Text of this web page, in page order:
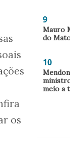
os
9
Mauro
do
10
meio a